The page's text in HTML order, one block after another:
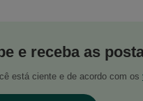
e receba as
está ciente e de acordo com os